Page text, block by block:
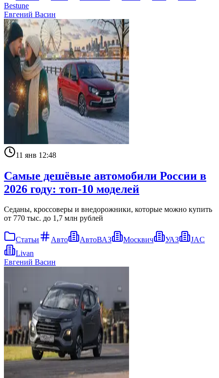
Bestune
Евгений Васин
11 янв 12:48
Самые дешёвые автомобили России в
2026 году: топ‑10 моделей
Седаны, кроссоверы и внедорожники, которые можно купить
от 770 тыс. до 1,7 млн рублей
Статьи Авто АвтоВАЗ Москвич УАЗ
JAC
Livan
Евгений Васин